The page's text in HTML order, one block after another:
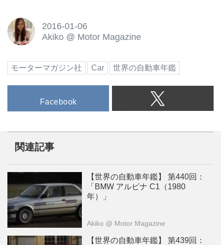
2016-01-06
Akiko @ Motor Magazine
モーターマガジン社 Car 世界の自動車年鑑
Facebook
関連記事
【世界の自動車年鑑】 第440回：
「BMW アルピナ C1（1980
年）」
Akiko @ Motor Magazine
【世界の自動車年鑑】 第439回：